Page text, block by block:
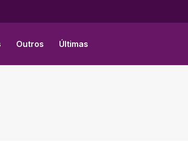
Outros Últimas